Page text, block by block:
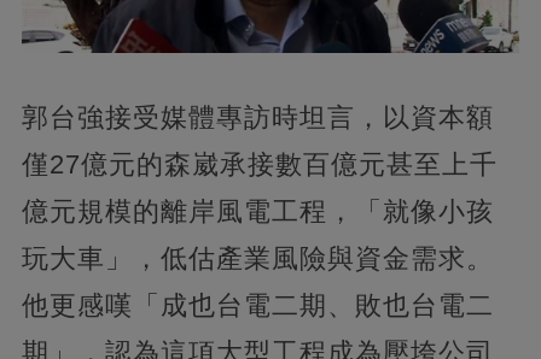
郭台強接受媒體專訪時坦言，以資本額
僅27億元的森崴承接數百億元甚至上千
億元規模的離岸風電工程，「就像小孩
玩大車」，低估產業風險與資金需求。
他更感嘆「成也台電二期、敗也台電二
期」，認為這項大型工程成為壓垮公司